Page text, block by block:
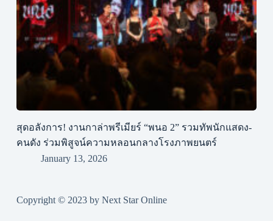
สุดอลังการ! งานกาล่าพรีเมียร์ “พนอ 2” รวมทัพนักแสดง-
คนดัง ร่วมพิสูจน์ความหลอนกลางโรงภาพยนตร์
January 13, 2026
Copyright © 2023 by Next Star Online